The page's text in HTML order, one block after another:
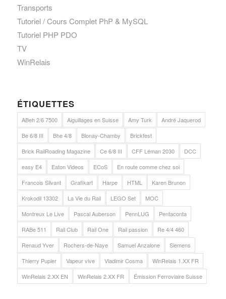
Transports
Tutoriel / Cours Complet PhP & MySQL
Tutoriel PHP PDO
TV
WinRelais
ÉTIQUETTES
ABeh 2/6 7500 Aiguillages en Suisse Amy Turk
André Jaquerod
Be 6/8 III
Bhe 4/8 Blonay-Chamby
Brickfest
Brick RailRoading Magazine
Ce 6/8 III CFF Léman 2030
DCC
easy E4
Eaton Videos ECoS
En route comme chez soi
Francois Silvant
Grafikart Harpe HTML
Karen Brunon
Krokodil 13302
La Vie du Rail LEGO Set
MOC
Montreux Le Live
Pascal Auberson PennLUG
Pentaconta
RABe 511
Rail Club Rail One Rail passion
Re 4/4 460
Renaud Yver
Rochers-de-Naye Samuel Anzalone
Siemens
Thierry Pupier
Vapeur vive Vladimir Cosma
WinRelais 1.XX FR
WinRelais 2.XX EN
WinRelais 2.XX FR Émission Ferroviaire Suisse